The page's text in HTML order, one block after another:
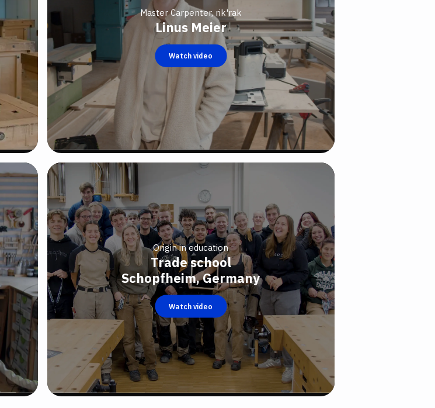
Master Carpenter, rik'rak
Linus Meier
Watch video
Origin in education
Trade school
Schopfheim, Germany
Watch video